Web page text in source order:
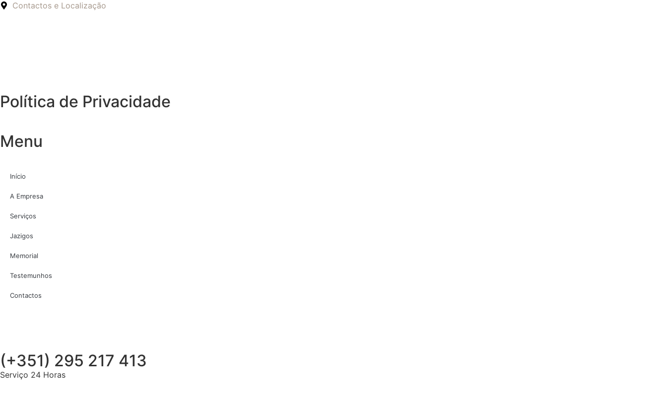
Contactos e Localização
Política de Privacidade
Menu
Início
A Empresa
Serviços
Jazigos
Memorial
Testemunhos
Contactos
(+351) 295 217 413
Serviço 24 Horas